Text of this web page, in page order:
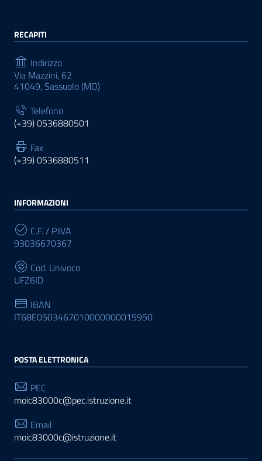
RECAPITI
Indirizzo
Via Mazzini, 62
41049, Sassuolo (MO)
Telefono
(+39) 0536880501
Fax
(+39) 0536880511
INFORMAZIONI
C.F. / P.IVA
93036670367
Cod. Univoco
UFZ6ID
IBAN
IT68E0503467010000000015950
POSTA ELETTRONICA
PEC
moic83000c@pec.istruzione.it
Email
moic83000c@istruzione.it